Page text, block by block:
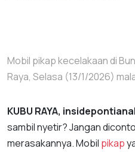
Mobil pikap kecelakaan di
Raya, Selasa (13/1/2026)
KUBU RAYA,
sambil nyetir? Jangan
merasakannya. Mobil pikap